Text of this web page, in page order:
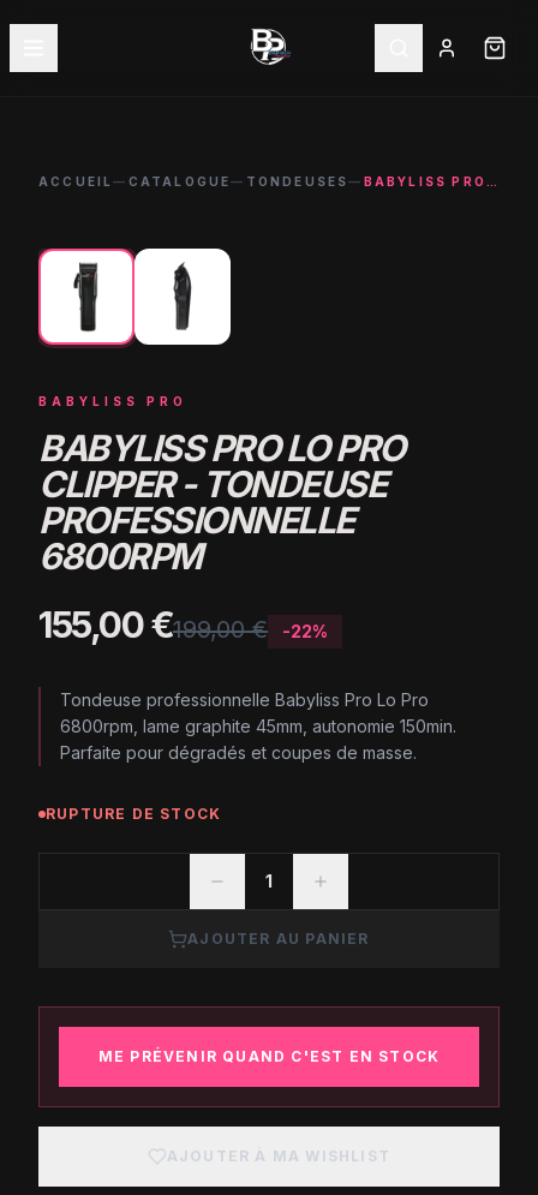
ACCUEIL— CATALOGUE— TONDEUSES— BABYLISS PRO LO PRO CLIPPER - TONDEUSE PROFESSIONNELLE 6800RPM
22
BABYLISS PRO
BABYLISS PRO LO PRO
CLIPPER - TONDEUSE
PROFESSIONNELLE
6800RPM
155,00 €199,00 € -22%
Tondeuse professionnelle Babyliss Pro Lo Pro
6800rpm, lame graphite 45mm, autonomie 150min.
Parfaite pour dégradés et coupes de masse.
RUPTURE DE STOCK
1
AJOUTER AU PANIER
ME PRÉVENIR QUAND C'EST EN STOCK
AJOUTER À MA WISHLIST